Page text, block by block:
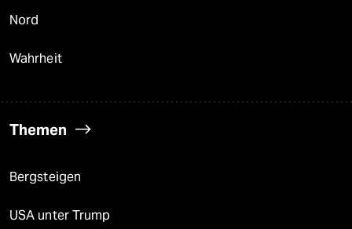
Nord
Wahrheit
Themen
Bergsteigen
USA unter Trump